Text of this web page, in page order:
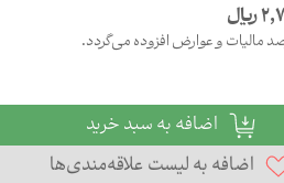
ریال
اضافه به سبد خرید
اضافه به لیست علاقه‌مندی‌ها